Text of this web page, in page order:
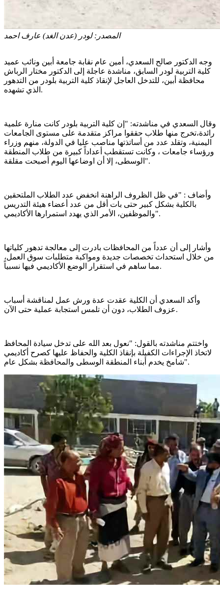
المصدر:لودر (عدن الغد) عارف احمد
وجه الدكتور صالح السعدي، أمين عام نقابة جامعة أبين ونائب عميد
كلية التربية لودر السابق، مناشدة عاجلة إلى الدكتور مختار الرباش
محافظة أبين، للتدخل العاجل لإنقاذ كلية التربية بلودر من التدهور
الذي تشهده.
وقال السعدي في مناشدته: "إن كلية التربية بلودر كانت منارة علمية
رائدة،تخرج منها طلاب حققوا مراكز متقدمة على مستوى الجامعات
اليمنية، وتقلد عدد من أساتذتها مناصب عليا في الدولة، منهم وزراء
ورؤساء جامعات ، وكانت تستقطب أعداداً كبيرة من طلاب المنطقة
الوسطى، إلا أن اوضاعها اليوم أصبحت مقلقة".
وأضاف : "في ظل الظروف الراهنة انخفض عدد الطلاب الملتحقين
بالكلية بشكل كبير حتى بات أقل من عدد أعضاء هيئة التدريس
والموظفين، الأمر الذي يهدد استمرارها الأكاديمي".
وأشار إلى أن عدداً من المحافظات بادرت إلى معالجة تدهور كلياتها
من خلال استحداث تخصصات جديدة ومواكبة متطلبات سوق العمل،
مما ساهم في استقرار الوضع الأكاديمي فيها نسبياً.
وأكد السعدي أن الكلية عقدت عدة ورش عمل لمناقشة أسباب
عزوف الطلاب، دون أن تلمس استجابة عملية حتى الآن.
واختتم مناشدته بالقول: "نعول بعد الله على تدخل سيادة المحافظ
لاتخاذ الإجراءات الكفيلة بإنقاذ الكلية والحفاظ عليها كصرح أكاديمي
شامخ يخدم أبناء المنطقة الوسطى والمحافظة بشكل عام".